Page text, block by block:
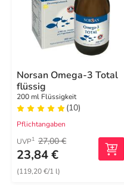
Norsan Omega-3 Total
flüssig
200 ml Flüssigkeit
(10)
Pflichtangaben
UVP1 27,00 €
23,84 €
(119,20 €/1 l)